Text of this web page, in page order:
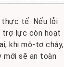
thực tế. Nếu lỗi
trợ lực còn hoạt
khi mô-tơ cháy,
mới sẽ an toàn